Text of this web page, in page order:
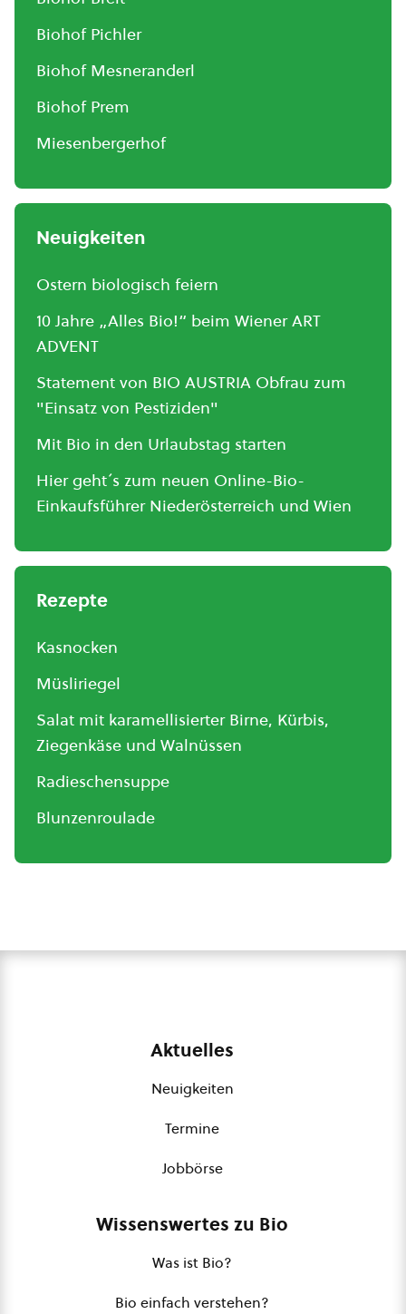
Biohof Pichler
Biohof Mesneranderl
Biohof Prem
Miesenbergerhof
Neuigkeiten
Ostern biologisch feiern
10 Jahre „Alles Bio!“ beim Wiener ART
ADVENT
Statement von BIO AUSTRIA Obfrau zum
"Einsatz von Pestiziden"
Mit Bio in den Urlaubstag starten
Hier geht´s zum neuen Online-Bio-
Einkaufsführer Niederösterreich und Wien
Rezepte
Kasnocken
Müsliriegel
Salat mit karamellisierter Birne, Kürbis,
Ziegenkäse und Walnüssen
Radieschensuppe
Blunzenroulade
Aktuelles
Neuigkeiten
Termine
Jobbörse
Wissenswertes zu Bio
Was ist Bio?
Bio einfach verstehen?